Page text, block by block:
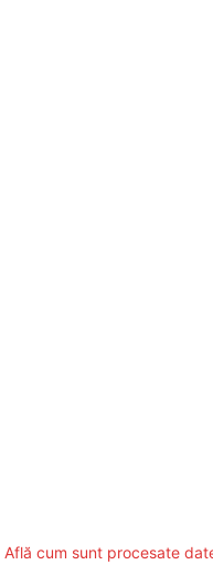
Află cum sunt procesate